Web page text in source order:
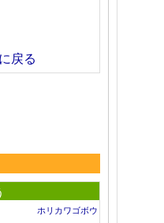
戻る
ホリカワゴボウ